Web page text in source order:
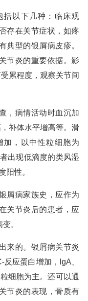
括以下几种：临床观
存在关节症状，如疼
典型的银屑病皮疹。
节炎的重要依据。影
累程度，观察关节间
，病情活动时血沉加
补体水平增高等。滑
加，以中性粒细胞为
出现低滴度的类风湿
阳性。
屑病家族史，应作为
关节炎后的患者，应
。
来的。银屑病关节炎
应蛋白增加，lgA、
细胞为主。还可以通
节炎的表现，骨质有